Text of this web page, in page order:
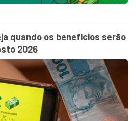
quando os benefícios serão
2026